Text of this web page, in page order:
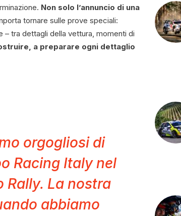
Non solo l’annuncio di una
tornare sulle prove speciali:
– tra dettagli della vettura, momenti di
a preparare ogni dettaglio
orgogliosi di
Racing Italy nel
Rally. La nostra
abbiamo